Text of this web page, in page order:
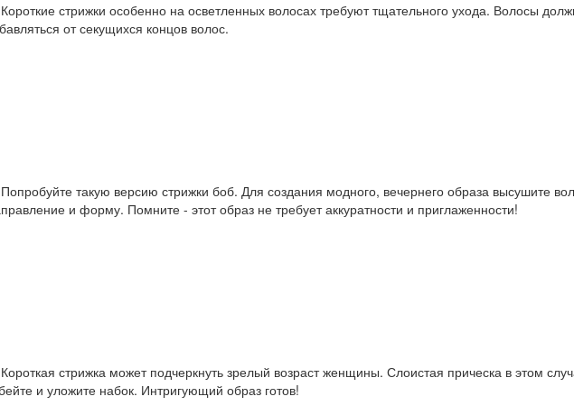
Короткие стрижки особенно на осветленных волосах требуют тщательного ухода. Волосы
от секущихся концов волос.
Попробуйте такую версию стрижки боб. Для создания модного, вечернего образа высушите
и форму. Помните - этот образ не требует аккуратности и приглаженности!
Короткая стрижка может подчеркнуть зрелый возраст женщины. Слоистая прическа в этом
и уложите набок. Интригующий образ готов!